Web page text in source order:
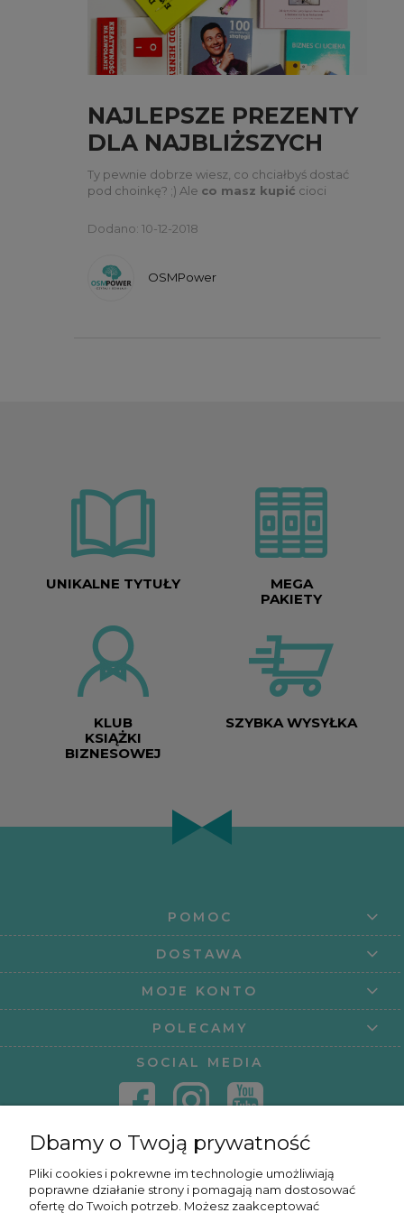
NAJLEPSZE PREZENTY
DLA NAJBLIŻSZYCH
Dodano: 10-12-2018
Ty pewnie dobrze wiesz, co chciałbyś dostać
pod choinkę? ;) Ale co masz kupić cioci
OSMPower
UNIKALNE TYTUŁY
MEGA
PAKIETY
KLUB
KSIĄŻKI
BIZNESOWEJ
SZYBKA WYSYŁKA
POMOC
DOSTAWA
MOJE KONTO
POLECAMY
SOCIAL MEDIA
KURSY ONLINE
Dbamy o Twoją prywatność
Pliki cookies i pokrewne im technologie umożliwiają
poprawne działanie strony i pomagają nam dostosować
ofertę do Twoich potrzeb. Możesz zaakceptować